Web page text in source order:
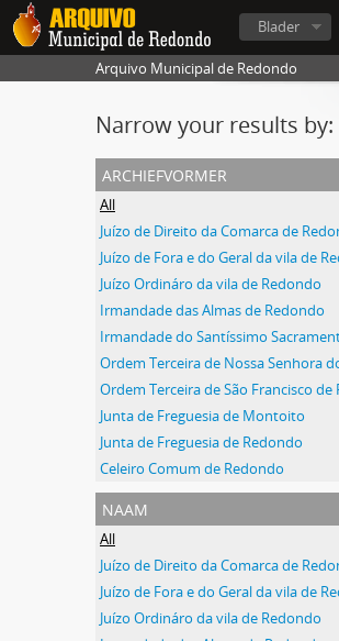
Blader
Arquivo Municipal de Redondo
Narrow your results by:
archiefvormer
All
Juízo Ordináro da vila de Redondo
Irmandade das Almas de Redondo
Junta de Freguesia de Montoito
Junta de Freguesia de Redondo
Celeiro Comum de Redondo
naam
All
Juízo Ordináro da vila de Redondo